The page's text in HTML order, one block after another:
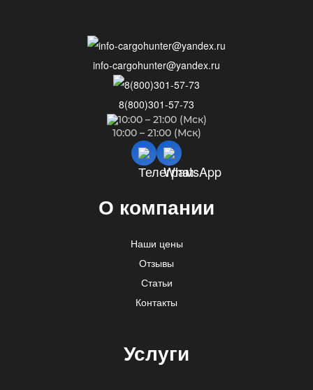
О компании
Наши цены
Отзывы
Статьи
Контакты
Услуги
info-cargohunter@yandex.ru
8(800)301-57-73
10:00 – 21:00 (Мск)